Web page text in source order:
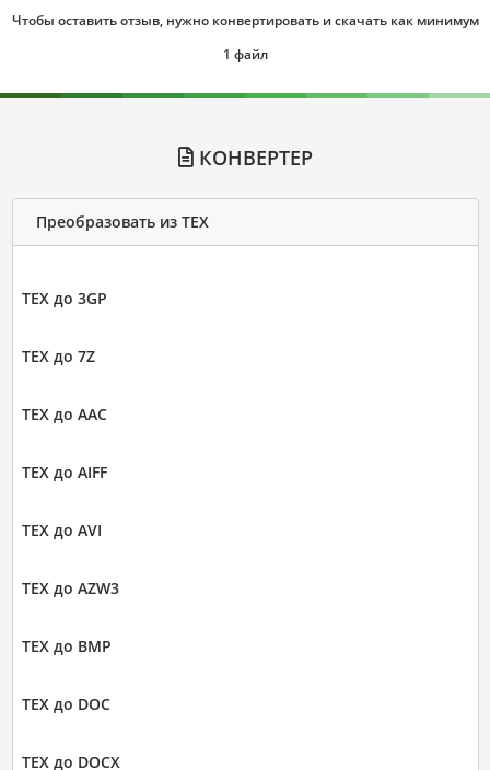
Чтобы оставить отзыв, нужно конвертировать и скачать как минимум
1 файл
КОНВЕРТЕР
Преобразовать из TEX
TEX до 3GP
TEX до 7Z
TEX до AAC
TEX до AIFF
TEX до AVI
TEX до AZW3
TEX до BMP
TEX до DOC
TEX до DOCX